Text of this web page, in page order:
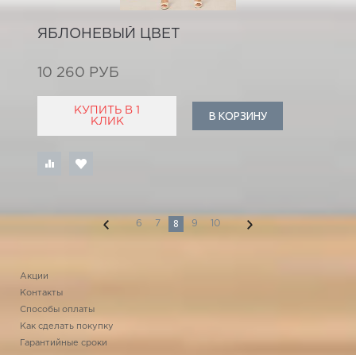
ЯБЛОНЕВЫЙ ЦВЕТ
10 260 РУБ
КУПИТЬ В 1
КЛИК
В КОРЗИНУ
6 7 8 9 10
Акции
Контакты
Способы оплаты
Как сделать покупку
Гарантийные сроки